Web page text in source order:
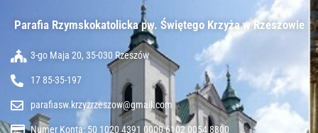
Parafia Rzymskokatolicka pw. Świętego Krzyża w Rzeszowie​
3-go Maja 20, 35-030 Rzeszów
17 85-35-197
parafiasw.krzyzrzeszow@gmail.com
Numer Konta: 50 1020 4391 0000 6102 0054 8800